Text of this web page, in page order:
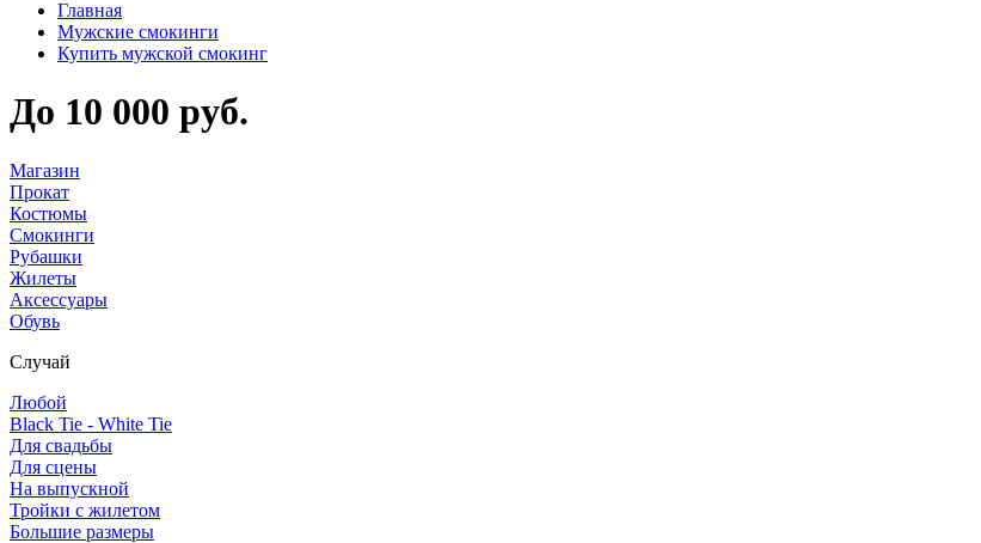
Главная
Мужские смокинги
Купить мужской смокинг
До 10 000 руб.
Магазин
Прокат
Костюмы
Смокинги
Рубашки
Жилеты
Аксессуары
Обувь
Случай
Любой
Black Tie - White Tie
Для свадьбы
Для сцены
На выпускной
Тройки с жилетом
Большие размеры